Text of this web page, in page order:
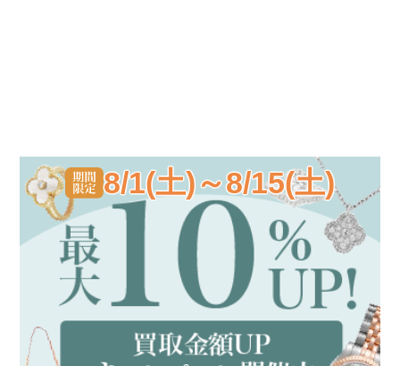
8/1(土)～8/15(土)